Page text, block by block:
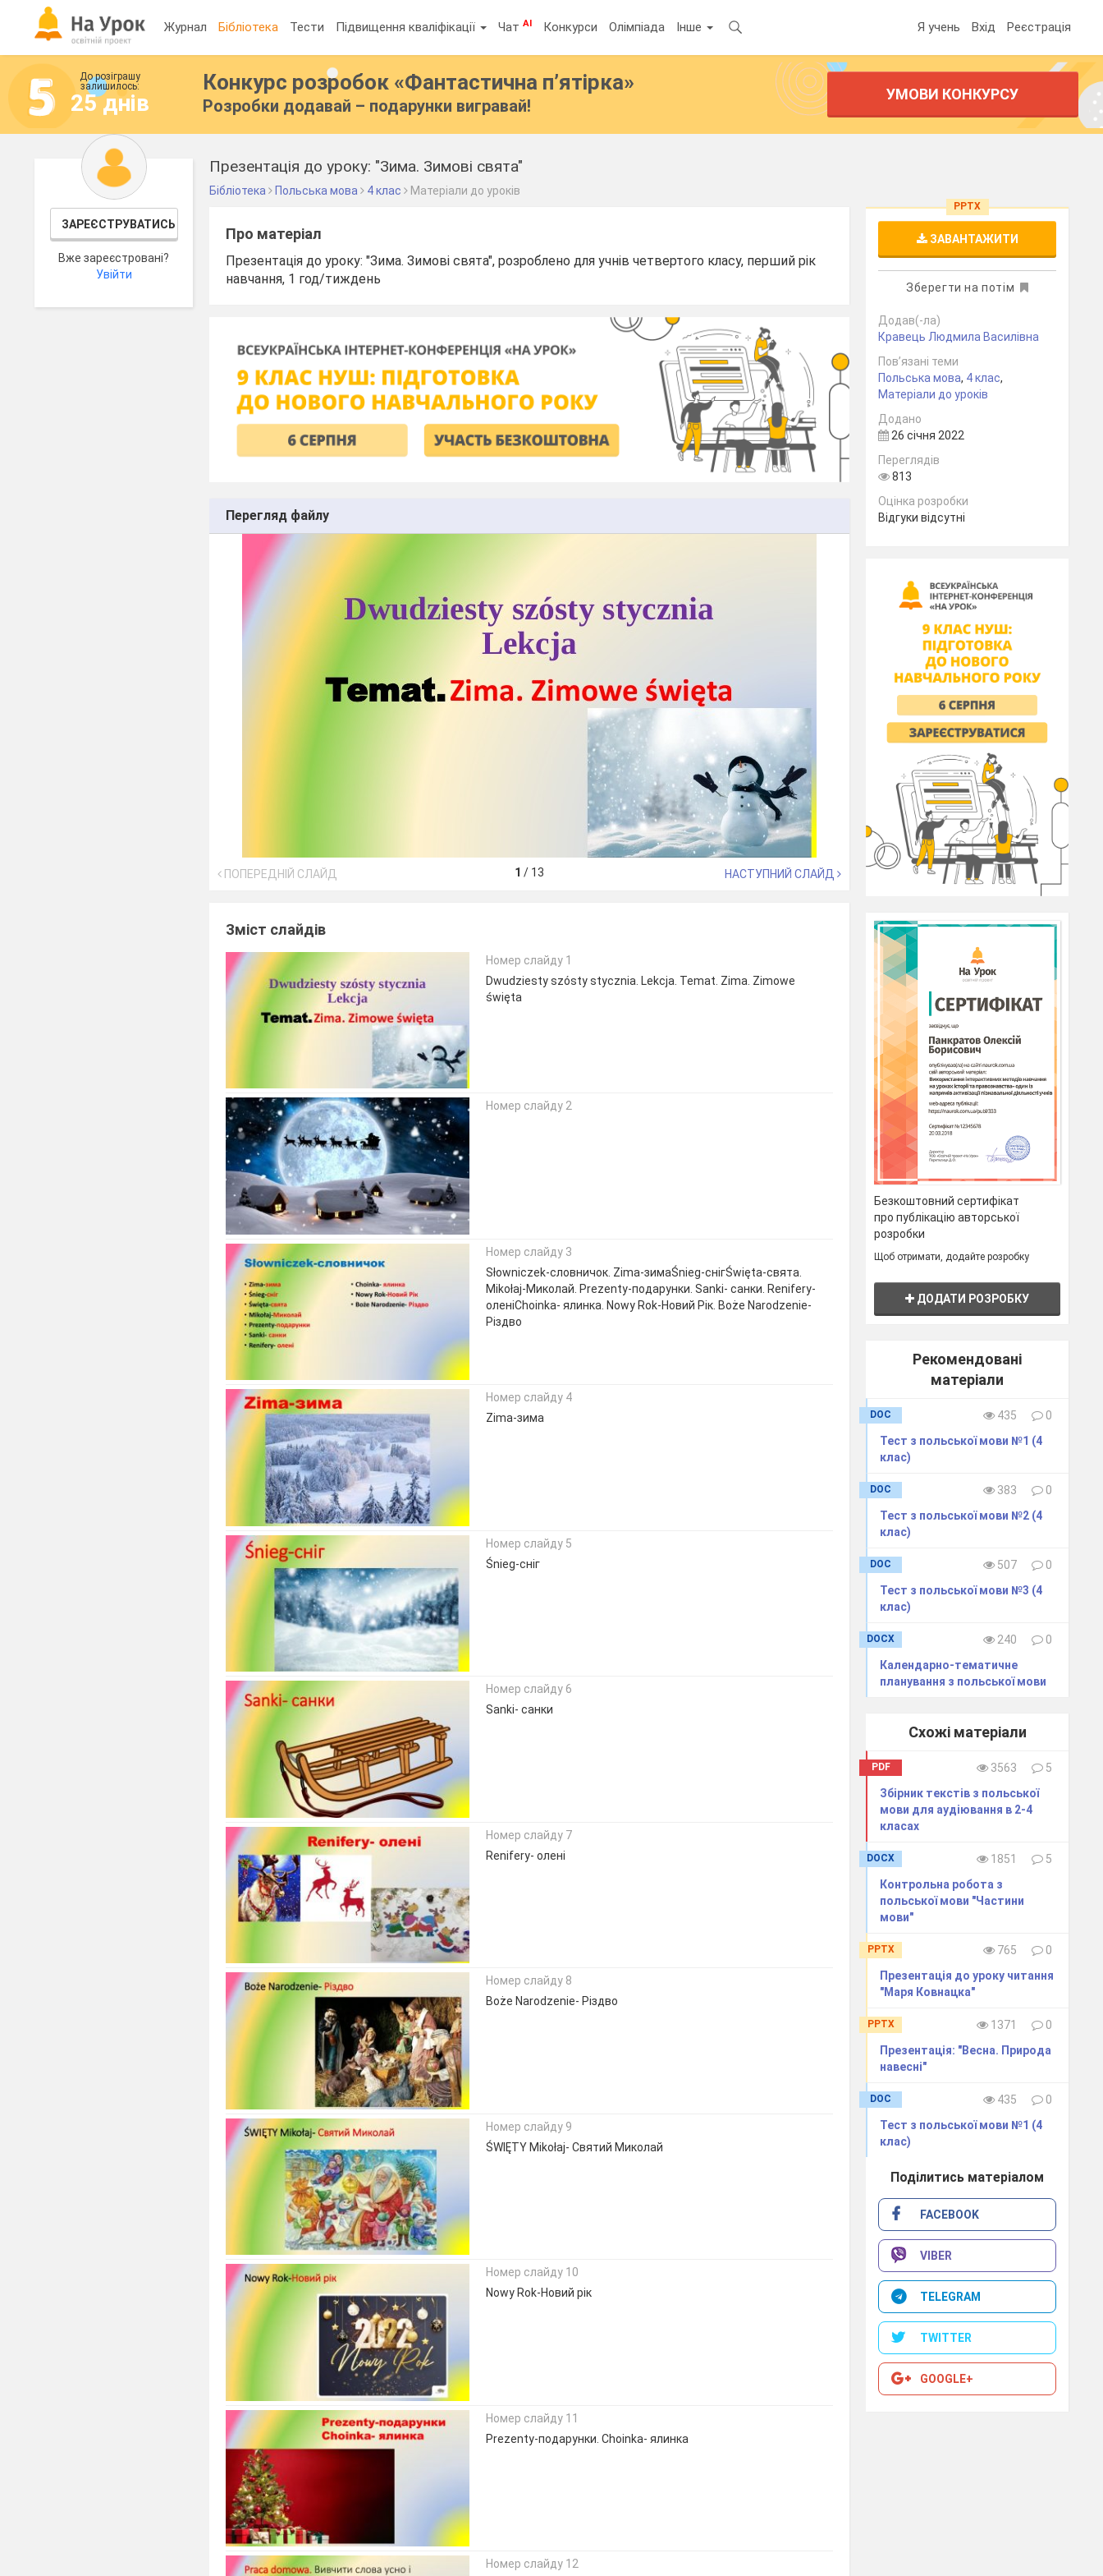
Журнал Бібліотека Тести Підвищення кваліфікації ЧатAI Конкурси Олімпіада Інше Я учень Вхід Реєстрація
До розіграшу
залишилось:
25 днів
Конкурс розробок «Фантастична п’ятірка»
Розробки додавай – подарунки вигравай!
УМОВИ КОНКУРСУ
ЗАРЕЄСТРУВАТИСЬ
Вже зареєстровані?
Увійти
Презентація до уроку: "Зима. Зимові свята"
Бібліотека Польська мова 4 клас Матеріали до уроків
Про матеріал
Презентація до уроку: "Зима. Зимові свята", розроблено для учнів четвертого класу, перший рік
навчання, 1 год/тиждень
Перегляд файлу
ПОПЕРЕДНІЙ СЛАЙД 1 / 13 НАСТУПНИЙ СЛАЙД
Зміст слайдів
Номер слайду 1
Dwudziesty szósty stycznia. Lekcja. Temat. Zima. Zimowe
święta
Номер слайду 2
Номер слайду 3
Słowniczek-словничок. Zima-зимаŚnieg-снігŚwięta-свята.
Mikołaj-Миколай. Prezenty-подарунки. Sanki- санки. Renifery-
оленіChoinka- ялинка. Nowy Rok-Новий Рік. Boże Narodzenie-
Різдво
Номер слайду 4
Zima-зима
Номер слайду 5
Śnieg-сніг
Номер слайду 6
Sanki- санки
Номер слайду 7
Renifery- олені
Номер слайду 8
Boże Narodzenie- Різдво
Номер слайду 9
ŚWIĘTY Mikołaj- Святий Миколай
Номер слайду 10
Nowy Rok-Новий рік
Номер слайду 11
Prezenty-подарунки. Choinka- ялинка
Номер слайду 12
PPTX
ЗАВАНТАЖИТИ
Зберегти на потім
Додав(-ла)
Кравець Людмила Василівна
Пов’язані теми
Польська мова, 4 клас,
Матеріали до уроків
Додано
26 січня 2022
Переглядів
813
Оцінка розробки
Відгуки відсутні
Безкоштовний сертифікат
про публікацію авторської
розробки
Щоб отримати, додайте розробку
ДОДАТИ РОЗРОБКУ
Рекомендовані
матеріали
DOC 435
0
Тест з польської мови №1 (4
клас)
DOC 383
0
Тест з польської мови №2 (4
клас)
DOC 507
0
Тест з польської мови №3 (4
клас)
DOCX 240
0
Календарно-тематичне
планування з польської мови
Схожі матеріали
PDF 3563
5
Збірник текстів з польської
мови для аудіювання в 2-4
класах
DOCX 1851
5
Контрольна робота з
польської мови "Частини
мови"
PPTX 765
0
Презентація до уроку читання
"Маря Ковнацка"
PPTX 1371
0
Презентація: "Весна. Природа
навесні"
DOC 435
0
Тест з польської мови №1 (4
клас)
Поділитись матеріалом
FACEBOOK
VIBER
TELEGRAM
TWITTER
GOOGLE+